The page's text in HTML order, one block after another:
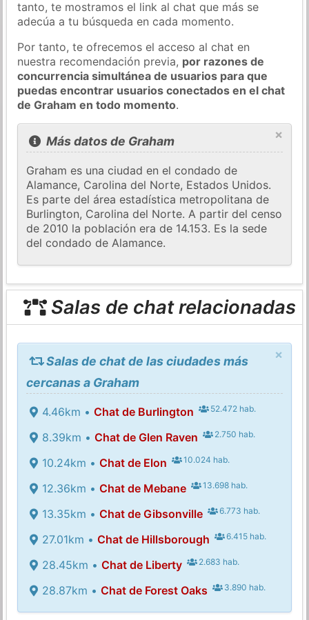
tanto, te mostramos el link al chat que más se
adecúa a tu búsqueda en cada momento.
Por tanto, te ofrecemos el acceso al chat en
nuestra recomendación previa, por razones de
concurrencia simultánea de usuarios para que
puedas encontrar usuarios conectados en el chat
de Graham en todo momento.
×
Más datos de Graham
Graham es una ciudad en el condado de
Alamance, Carolina del Norte, Estados Unidos.
Es parte del área estadística metropolitana de
Burlington, Carolina del Norte. A partir del censo
de 2010 la población era de 14.153. Es la sede
del condado de Alamance.
Salas de chat relacionadas
×
Salas de chat de las ciudades más
cercanas a Graham
4.46km • Chat de Burlington 52.472 hab.
8.39km • Chat de Glen Raven 2.750 hab.
10.24km • Chat de Elon 10.024 hab.
12.36km • Chat de Mebane 13.698 hab.
13.35km • Chat de Gibsonville 6.773 hab.
27.01km • Chat de Hillsborough 6.415 hab.
28.45km • Chat de Liberty 2.683 hab.
28.87km • Chat de Forest Oaks 3.890 hab.